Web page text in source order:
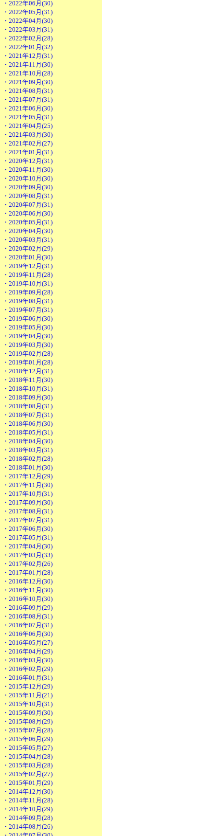
・2022年06月(30)
・2022年05月(31)
・2022年04月(30)
・2022年03月(31)
・2022年02月(28)
・2022年01月(32)
・2021年12月(31)
・2021年11月(30)
・2021年10月(28)
・2021年09月(30)
・2021年08月(31)
・2021年07月(31)
・2021年06月(30)
・2021年05月(31)
・2021年04月(25)
・2021年03月(30)
・2021年02月(27)
・2021年01月(31)
・2020年12月(31)
・2020年11月(30)
・2020年10月(30)
・2020年09月(30)
・2020年08月(31)
・2020年07月(31)
・2020年06月(30)
・2020年05月(31)
・2020年04月(30)
・2020年03月(31)
・2020年02月(29)
・2020年01月(30)
・2019年12月(31)
・2019年11月(28)
・2019年10月(31)
・2019年09月(28)
・2019年08月(31)
・2019年07月(31)
・2019年06月(30)
・2019年05月(30)
・2019年04月(30)
・2019年03月(30)
・2019年02月(28)
・2019年01月(28)
・2018年12月(31)
・2018年11月(30)
・2018年10月(31)
・2018年09月(30)
・2018年08月(31)
・2018年07月(31)
・2018年06月(30)
・2018年05月(31)
・2018年04月(30)
・2018年03月(31)
・2018年02月(28)
・2018年01月(30)
・2017年12月(29)
・2017年11月(30)
・2017年10月(31)
・2017年09月(30)
・2017年08月(31)
・2017年07月(31)
・2017年06月(30)
・2017年05月(31)
・2017年04月(30)
・2017年03月(33)
・2017年02月(26)
・2017年01月(28)
・2016年12月(30)
・2016年11月(30)
・2016年10月(30)
・2016年09月(29)
・2016年08月(31)
・2016年07月(31)
・2016年06月(30)
・2016年05月(27)
・2016年04月(29)
・2016年03月(30)
・2016年02月(29)
・2016年01月(31)
・2015年12月(29)
・2015年11月(21)
・2015年10月(31)
・2015年09月(30)
・2015年08月(29)
・2015年07月(28)
・2015年06月(29)
・2015年05月(27)
・2015年04月(28)
・2015年03月(28)
・2015年02月(27)
・2015年01月(29)
・2014年12月(30)
・2014年11月(28)
・2014年10月(29)
・2014年09月(28)
・2014年08月(26)